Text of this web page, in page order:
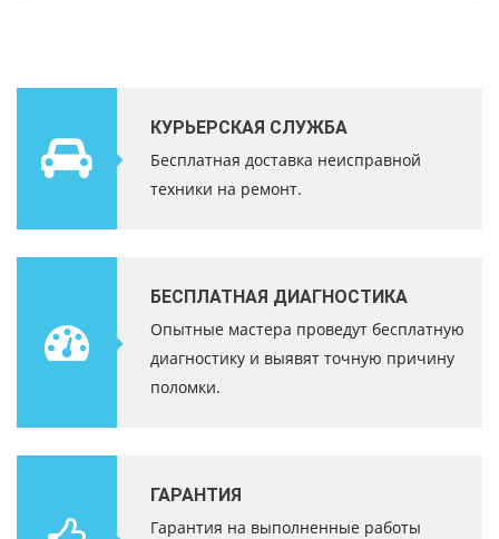
КУРЬЕРСКАЯ СЛУЖБА
Бесплатная доставка неисправной
техники на ремонт.
БЕСПЛАТНАЯ ДИАГНОСТИКА
Опытные мастера проведут бесплатную
диагностику и выявят точную причину
поломки.
ГАРАНТИЯ
Гарантия на выполненные работы